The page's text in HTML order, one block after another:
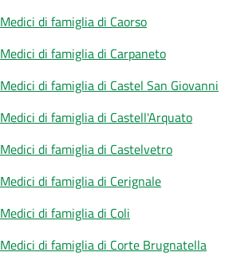
Medici di famiglia di Caorso
Medici di famiglia di Carpaneto
Medici di famiglia di Castel San Giovanni
Medici di famiglia di Castell'Arquato
Medici di famiglia di Castelvetro
Medici di famiglia di Cerignale
Medici di famiglia di Coli
Medici di famiglia di Corte Brugnatella